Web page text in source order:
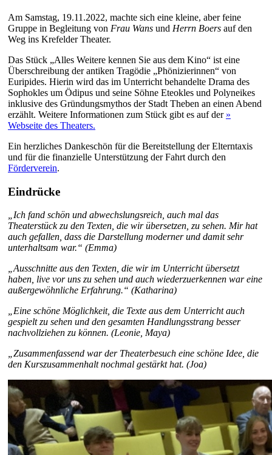
Am Samstag, 19.11.2022, machte sich eine kleine, aber feine
Gruppe in Begleitung von Frau Wans und Herrn Boers auf den
Weg ins Krefelder Theater.
Das Stück „Alles Weitere kennen Sie aus dem Kino“ ist eine
Überschreibung der antiken Tragödie „Phönizierinnen“ von
Euripides. Hierin wird das im Unterricht behandelte Drama des
Sophokles um Ödipus und seine Söhne Eteokles und Polyneikes
inklusive des Gründungsmythos der Stadt Theben an einen Abend
erzählt. Weitere Informationen zum Stück gibt es auf der »
Webseite des Theaters.
Ein herzliches Dankeschön für die Bereitstellung der Elterntaxis
und für die finanzielle Unterstützung der Fahrt durch den
Förderverein.
Eindrücke
„Ich fand schön und abwechslungsreich, auch mal das
Theaterstück zu den Texten, die wir übersetzen, zu sehen. Mir hat
auch gefallen, dass die Darstellung moderner und damit sehr
unterhaltsam war.“ (Emma)
„Ausschnitte aus den Texten, die wir im Unterricht übersetzt
haben, live vor uns zu sehen und auch wiederzuerkennen war eine
außergewöhnliche Erfahrung.“ (Katharina)
„Eine schöne Möglichkeit, die Texte aus dem Unterricht auch
gespielt zu sehen und den gesamten Handlungsstrang besser
nachvollziehen zu können. (Leonie, Maya)
„Zusammenfassend war der Theaterbesuch eine schöne Idee, die
den Kurszusammenhalt nochmal gestärkt hat. (Joa)